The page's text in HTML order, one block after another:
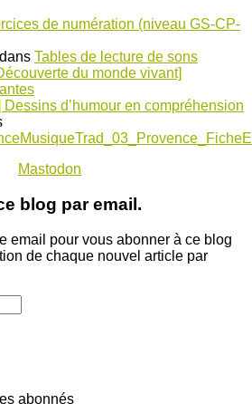
de numération (niveau GS-CP-
dans Tables de lecture de sons
du monde vivant]
Dessins d’humour en compréhension
Mastodon
blog par email.
email pour vous abonner à ce blog
de chaque nouvel article par
abonnés